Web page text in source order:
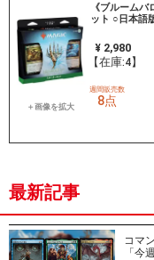
《ブルーム
ット ○日本語
¥ 2,980
【在庫:4】
週間販売数
8点
最新記事
コマ
「今